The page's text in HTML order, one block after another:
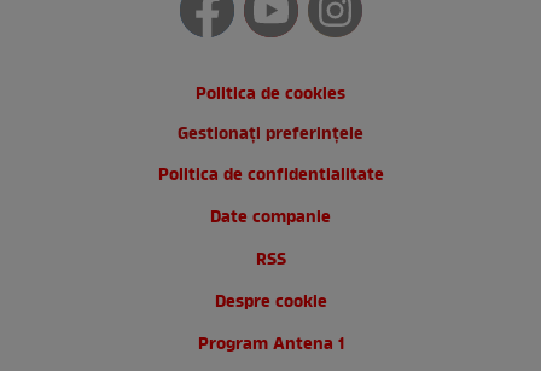
Politica de cookies
Gestionați preferințele
Politica de confidentialitate
Date companie
RSS
Despre cookie
Program Antena 1